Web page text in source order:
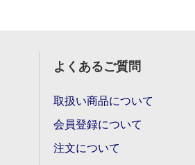
よくあるご質問
取扱い商品について
会員登録について
注文について